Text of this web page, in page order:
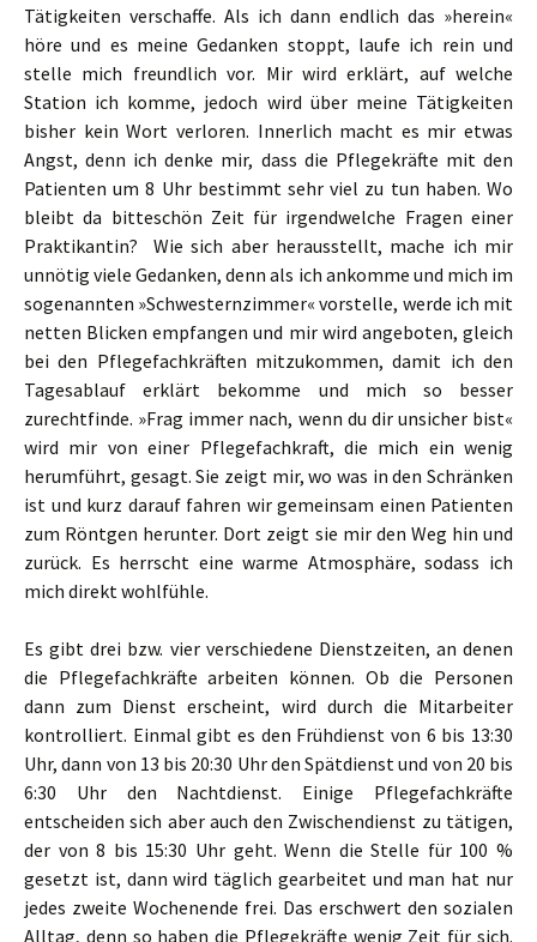
Tätigkeiten verschaffe. Als ich dann endlich das »herein«
höre und es meine Gedanken stoppt, laufe ich rein und
stelle mich freundlich vor. Mir wird erklärt, auf welche
Station ich komme, jedoch wird über meine Tätigkeiten
bisher kein Wort verloren. Innerlich macht es mir etwas
Angst, denn ich denke mir, dass die Pflegekräfte mit den
Patienten um 8 Uhr bestimmt sehr viel zu tun haben. Wo
bleibt da bitteschön Zeit für irgendwelche Fragen einer
Praktikantin? Wie sich aber herausstellt, mache ich mir
unnötig viele Gedanken, denn als ich ankomme und mich im
sogenannten »Schwesternzimmer« vorstelle, werde ich mit
netten Blicken empfangen und mir wird angeboten, gleich
bei den Pflegefachkräften mitzukommen, damit ich den
Tagesablauf erklärt bekomme und mich so besser
zurechtfinde. »Frag immer nach, wenn du dir unsicher bist«
wird mir von einer Pflegefachkraft, die mich ein wenig
herumführt, gesagt. Sie zeigt mir, wo was in den Schränken
ist und kurz darauf fahren wir gemeinsam einen Patienten
zum Röntgen herunter. Dort zeigt sie mir den Weg hin und
zurück. Es herrscht eine warme Atmosphäre, sodass ich
mich direkt wohlfühle.
Es gibt drei bzw. vier verschiedene Dienstzeiten, an denen
die Pflegefachkräfte arbeiten können. Ob die Personen
dann zum Dienst erscheint, wird durch die Mitarbeiter
kontrolliert. Einmal gibt es den Frühdienst von 6 bis 13:30
Uhr, dann von 13 bis 20:30 Uhr den Spätdienst und von 20 bis
6:30 Uhr den Nachtdienst. Einige Pflegefachkräfte
entscheiden sich aber auch den Zwischendienst zu tätigen,
der von 8 bis 15:30 Uhr geht. Wenn die Stelle für 100 %
gesetzt ist, dann wird täglich gearbeitet und man hat nur
jedes zweite Wochenende frei. Das erschwert den sozialen
Alltag, denn so haben die Pflegekräfte wenig Zeit für sich.